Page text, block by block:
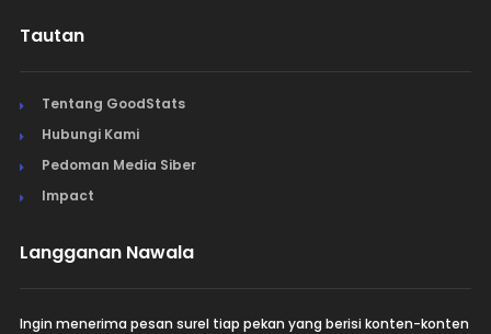
Tautan
Tentang GoodStats
Hubungi Kami
Pedoman Media Siber
Impact
Langganan Nawala
Ingin menerima pesan surel tiap pekan yang berisi konten-konten